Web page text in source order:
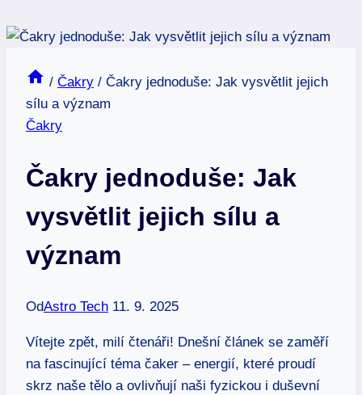
/ Čakry / Čakry jednoduše: Jak vysvětlit jejich
sílu a význam
Čakry
Čakry jednoduše: Jak
vysvětlit jejich sílu a
význam
OdAstro Tech 11. 9. 2025
Vítejte zpět, milí čtenáři! Dnešní článek se zaměří
na fascinující téma čaker – energií, které proudí
skrz naše tělo a ovlivňují naši fyzickou i duševní